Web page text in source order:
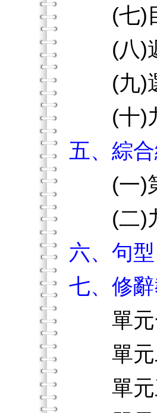
(七)
(八)
(九)
(十)九
五、綜
(一)第
(二)九
六、句
七、修
單元
單元
單元